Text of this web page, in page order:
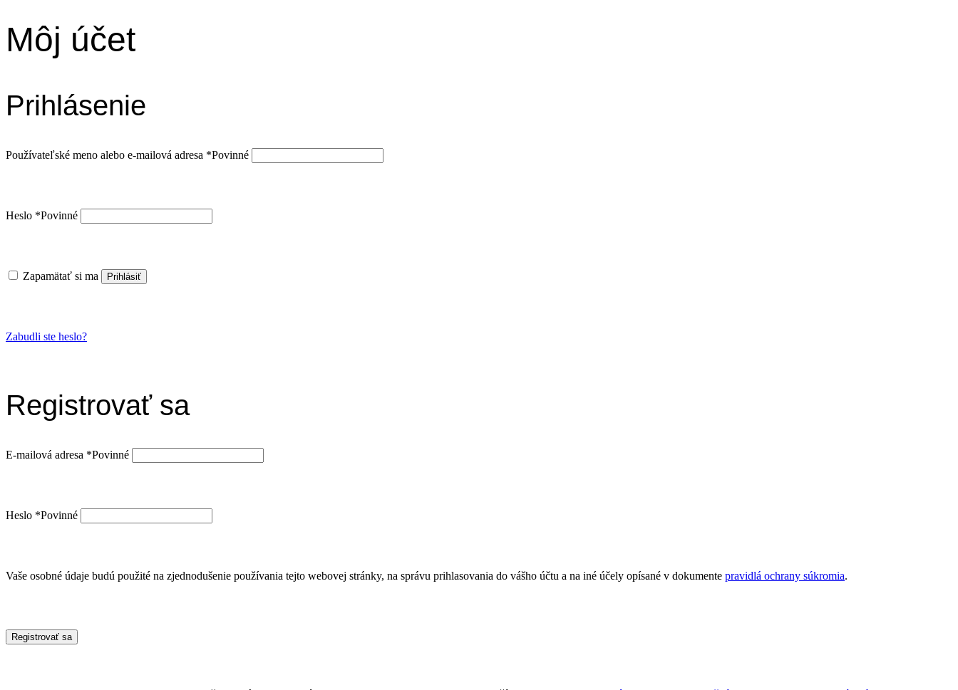
Môj účet
Prihlásenie
Používateľské meno alebo e-mailová adresa *Povinné
Heslo *Povinné
Zapamätať si ma Prihlásiť
Zabudli ste heslo?
Registrovať sa
E-mailová adresa *Povinné
Heslo *Povinné
Vaše osobné údaje budú použité na zjednodušenie používania tejto webovej stránky, na správu prihlasovania do vášho účtu a na iné účely opísané v dokumente pravidlá ochrany súkromia.
Registrovať sa